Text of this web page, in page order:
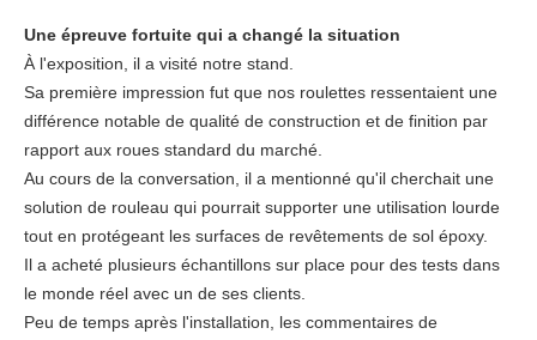
Une épreuve fortuite qui a changé la situation
À l'exposition, il a visité notre stand.
Sa première impression fut que nos roulettes ressentaient une
différence notable de qualité de construction et de finition par
rapport aux roues standard du marché.
Au cours de la conversation, il a mentionné qu'il cherchait une
solution de rouleau qui pourrait supporter une utilisation lourde
tout en protégeant les surfaces de revêtements de sol époxy.
Il a acheté plusieurs échantillons sur place pour des tests dans
le monde réel avec un de ses clients.
Peu de temps après l'installation, les commentaires de